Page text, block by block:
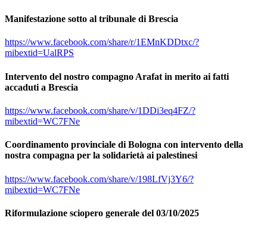
Manifestazione sotto al tribunale di Brescia
https://www.facebook.com/share/r/1EMnKDDtxc/?
mibextid=UalRPS
Intervento del nostro compagno Arafat in merito ai fatti
accaduti a Brescia
https://www.facebook.com/share/v/1DDi3eq4FZ/?
mibextid=WC7FNe
Coordinamento provinciale di Bologna con intervento della
nostra compagna per la solidarietà ai palestinesi
https://www.facebook.com/share/v/198LfVj3Y6/?
mibextid=WC7FNe
Riformulazione sciopero generale del 03/10/2025